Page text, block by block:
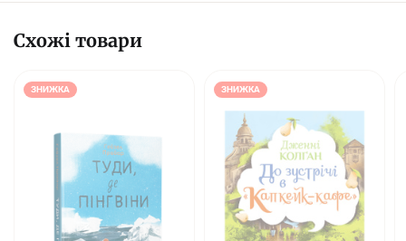
Схожі товари
ЗНИЖКА ЗНИЖКА